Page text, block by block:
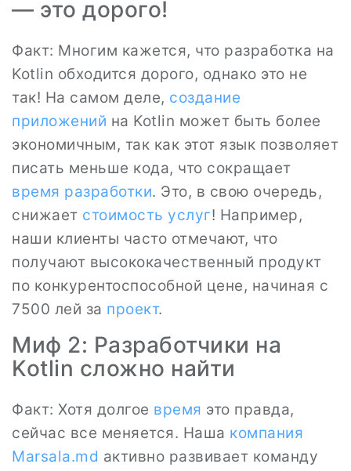
— это дорого!
Факт: Многим кажется, что разработка на
Kotlin обходится дорого, однако это не
так! На самом деле, создание
приложений на Kotlin может быть более
экономичным, так как этот язык позволяет
писать меньше кода, что сокращает
время разработки. Это, в свою очередь,
снижает стоимость услуг! Например,
наши клиенты часто отмечают, что
получают высококачественный продукт
по конкурентоспособной цене, начиная с
7500 лей за проект.
Миф 2: Разработчики на
Kotlin сложно найти
Факт: Хотя долгое время это правда,
сейчас все меняется. Наша компания
Marsala.md активно развивает команду